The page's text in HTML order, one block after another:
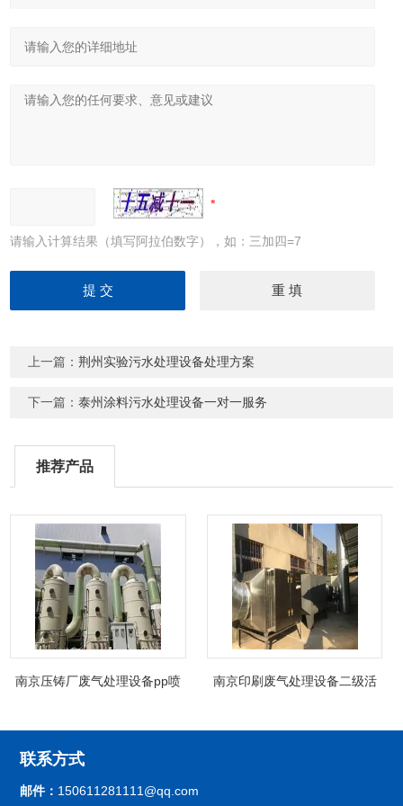
请输入计算结果（填写阿拉伯数字），如：三加四=7
上一篇：荆州实验污水处理设备处理方案
下一篇：泰州涂料污水处理设备一对一服务
推荐产品
南京压铸厂废气处理设备pp喷
南京印刷废气处理设备二级活
联系方式
邮件： 150611281111@qq.com